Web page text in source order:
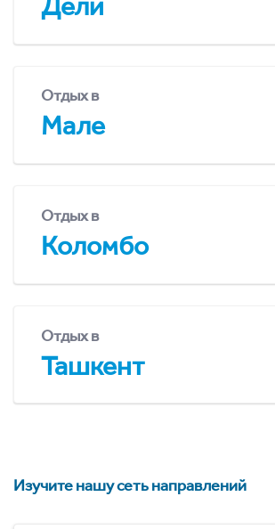
Отдых в
Мале
Отдых в
Коломбо
Отдых в
Ташкент
Изучите нашу сеть направлений